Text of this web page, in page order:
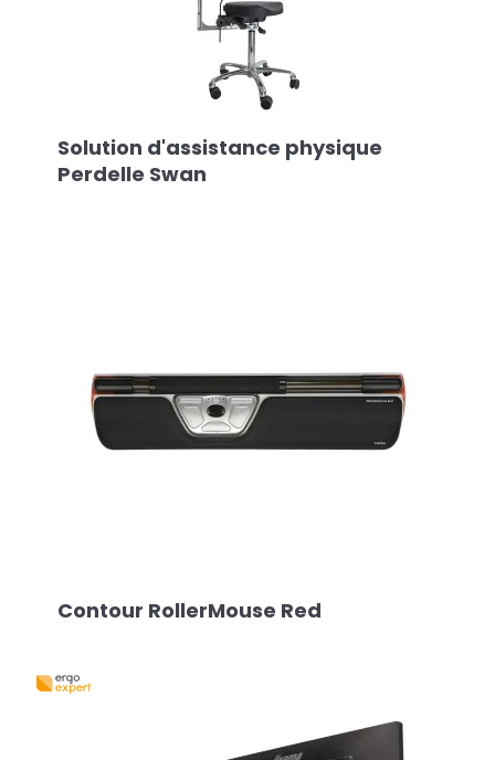
Solution d'assistance physique
Perdelle Swan
Contour RollerMouse Red